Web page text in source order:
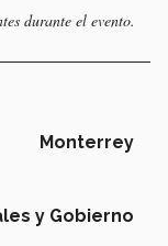
durante el evento.
Monterrey
y Gobierno